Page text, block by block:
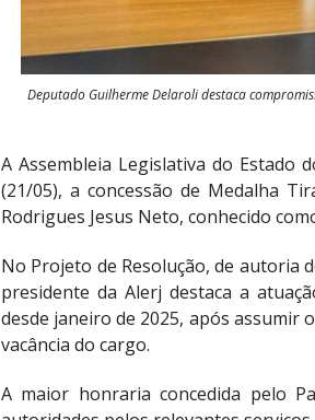
Deputado Guilherme Delaroli destaca
A Assembleia Legislativa do Estado
(21/05), a concessão de Medalha
Rodrigues Jesus Neto, conhecido
No Projeto de Resolução, de autoria
presidente da Alerj destaca a
desde janeiro de 2025, após assumir
vacância do cargo.
A maior honraria concedida pelo